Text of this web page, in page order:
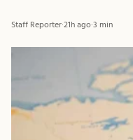
Staff Reporter·21h ago·3 min